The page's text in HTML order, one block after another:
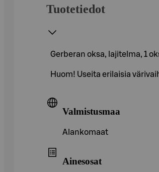
Tuotetiedot
Gerberan oksa, lajitelma, 1
Huom! Useita erilaisia
Valmistusmaa
Alankomaat
Ainesosat